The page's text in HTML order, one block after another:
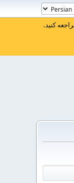
کنید.